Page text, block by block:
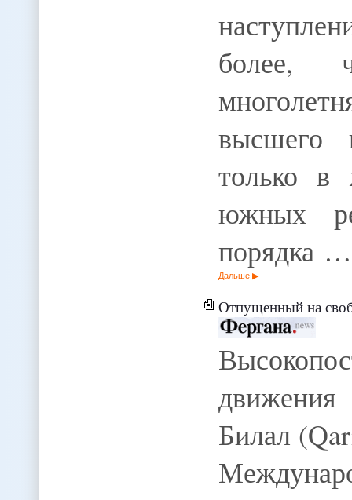
более,
высшего
только в
южных
порядка …
Дальше
Отпущенный на
Билал